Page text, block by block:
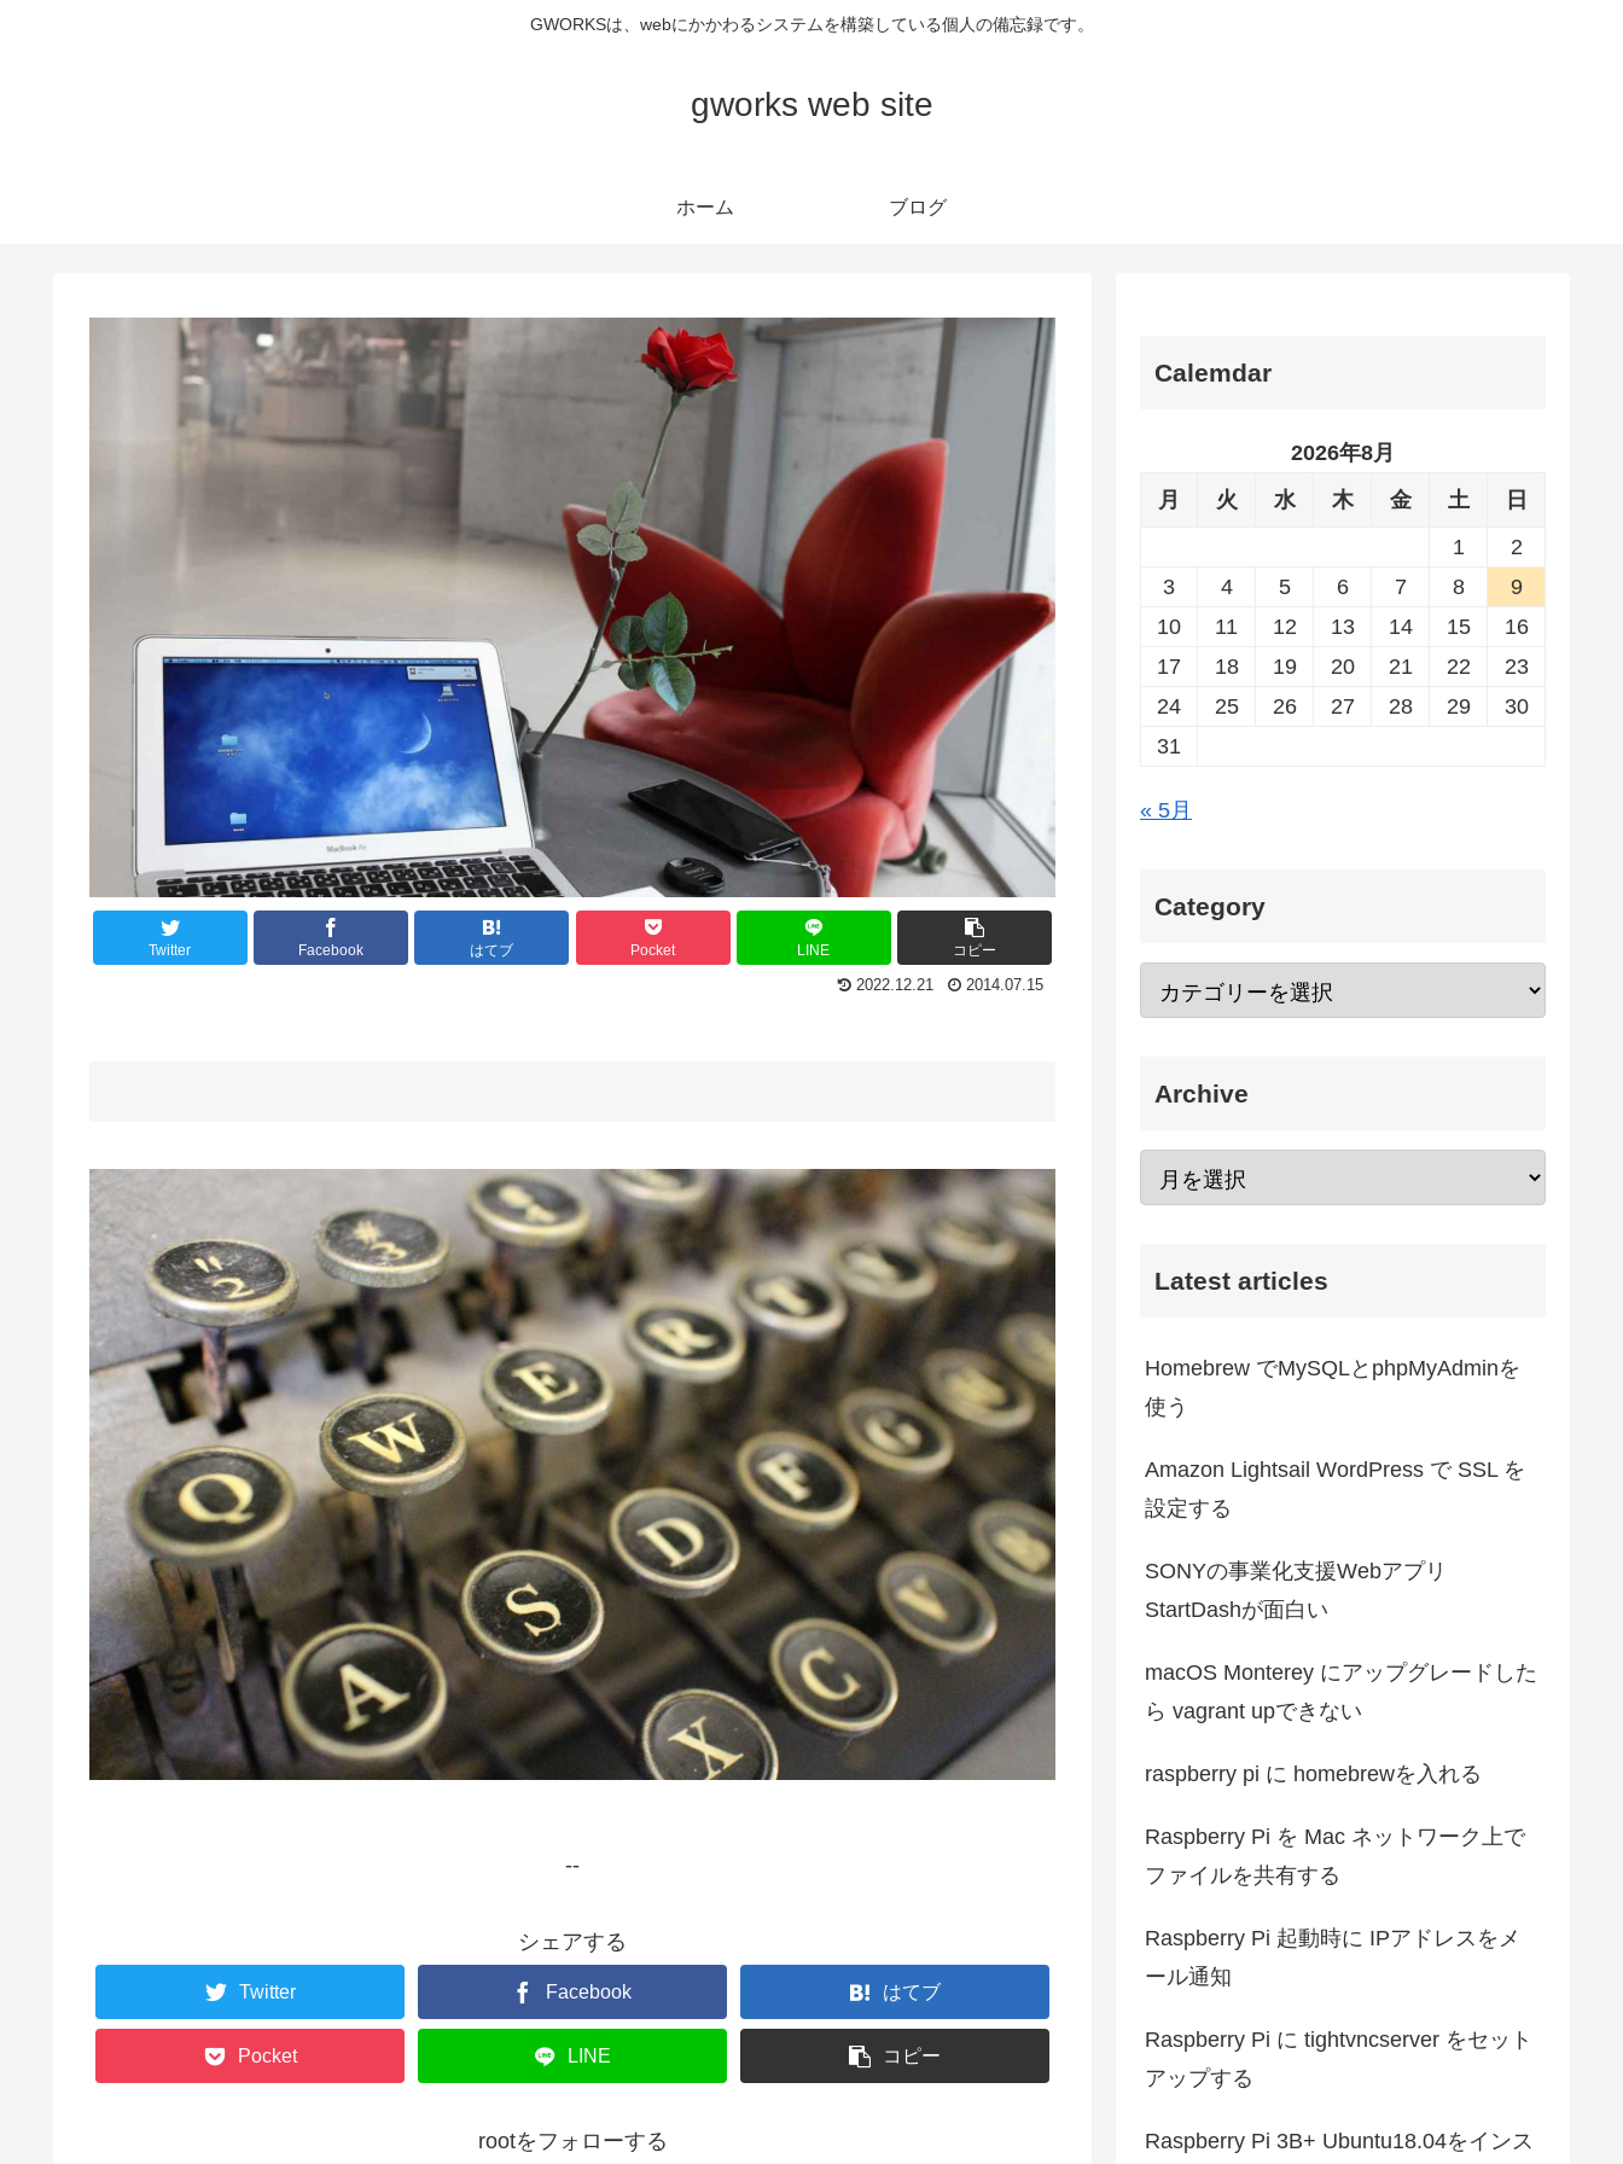
GWORKSは、webにかかわるシステムを構築している個人の備忘録です。
gworks web site
ホーム ブログ
Twitter Facebook はてブ Pocket LINE コピー
2022.12.21 2014.07.15
--
シェアする
Twitter Facebook はてブ
Pocket LINE コピー
rootをフォローする
Calemdar
2026年8月
月
火 水 木 金 土
日
1
2
3
4 5 6 7 8
9
10
11 12 13 14 15
16
17
18 19 20 21 22
23
24
25 26 27 28 29
30
31
« 5月
Category
Archive
Latest articles
Homebrew でMySQLとphpMyAdminを
使う
Amazon Lightsail WordPress で SSL を
設定する
SONYの事業化支援Webアプリ
StartDashが面白い
macOS Monterey にアップグレードした
ら vagrant upできない
raspberry pi に homebrewを入れる
Raspberry Pi を Mac ネットワーク上で
ファイルを共有する
Raspberry Pi 起動時に IPアドレスをメ
ール通知
Raspberry Pi に tightvncserver をセット
アップする
Raspberry Pi 3B+ Ubuntu18.04をインス